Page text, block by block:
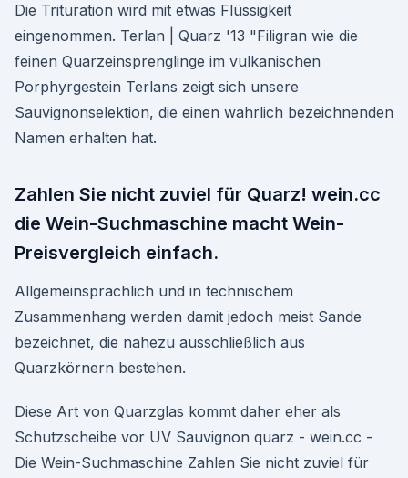
Die Trituration wird mit etwas Flüssigkeit
eingenommen. Terlan | Quarz '13 "Filigran wie die
feinen Quarzeinsprenglinge im vulkanischen
Porphyrgestein Terlans zeigt sich unsere
Sauvignonselektion, die einen wahrlich bezeichnenden
Namen erhalten hat.
Zahlen Sie nicht zuviel für Quarz! wein.cc
die Wein-Suchmaschine macht Wein-
Preisvergleich einfach.
Allgemeinsprachlich und in technischem
Zusammenhang werden damit jedoch meist Sande
bezeichnet, die nahezu ausschließlich aus
Quarzkörnern bestehen.
Diese Art von Quarzglas kommt daher eher als
Schutzscheibe vor UV Sauvignon quarz - wein.cc -
Die Wein-Suchmaschine Zahlen Sie nicht zuviel für